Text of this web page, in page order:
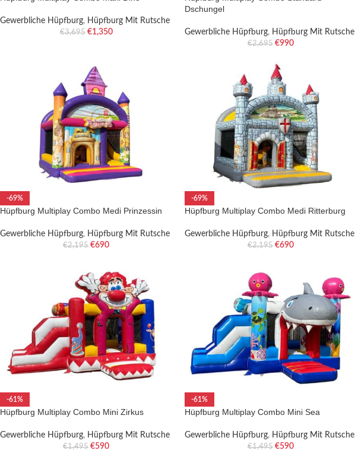
Gewerbliche Hüpfburg, Hüpfburg Mit Rutsche
€3,695 €1,350
Dschungel
Gewerbliche Hüpfburg, Hüpfburg Mit Rutsche
€2,695 €990
-69%
Hüpfburg Multiplay Combo Medi Prinzessin
Gewerbliche Hüpfburg, Hüpfburg Mit Rutsche
€2,195 €690
-69%
Hüpfburg Multiplay Combo Medi Ritterburg
Gewerbliche Hüpfburg, Hüpfburg Mit Rutsche
€2,195 €690
-61%
Hüpfburg Multiplay Combo Mini Zirkus
Gewerbliche Hüpfburg, Hüpfburg Mit Rutsche
€1,495 €590
-61%
Hüpfburg Multiplay Combo Mini Sea
Gewerbliche Hüpfburg, Hüpfburg Mit Rutsche
€1,495 €590